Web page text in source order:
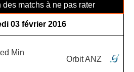
des matchs à ne pas rater
03 février 2016
Min
Orbit ANZ